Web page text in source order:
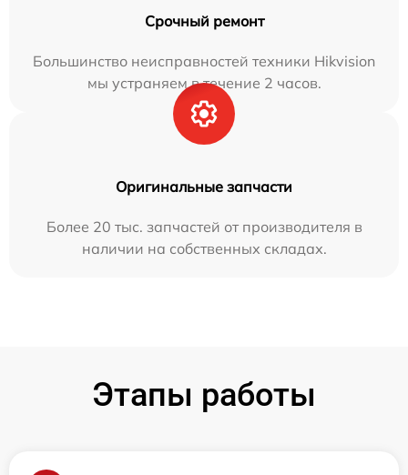
Срочный ремонт
Большинство неисправностей техники Hikvision
мы устраняем в течение 2 часов.
Оригинальные запчасти
Более 20 тыс. запчастей от производителя в
наличии на собственных складах.
Этапы работы